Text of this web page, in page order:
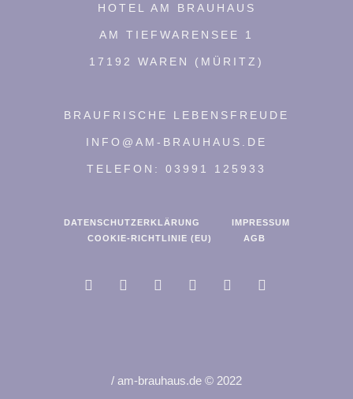
HOTEL AM BRAUHAUS
AM TIEFWARENSEE 1
17192 WAREN (MÜRITZ)
BRAUFRISCHE LEBENSFREUDE
INFO@AM-BRAUHAUS.DE
TELEFON: 03991 125933
DATENSCHUTZERKLÄRUNG
IMPRESSUM
COOKIE-RICHTLINIE (EU)
AGB
/ am-brauhaus.de © 2022